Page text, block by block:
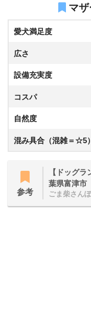
マ
愛犬満足度
広さ
設備充実度
コスパ
自然度
混み具合（混雑＝☆5）
参考
【ドッグ
葉県富津市
ごま柴さんぽ